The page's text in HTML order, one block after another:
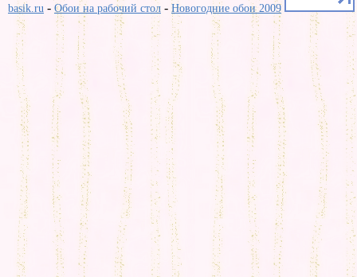
basik.ru - Обои на рабочий стол - Новогодние обои 2009